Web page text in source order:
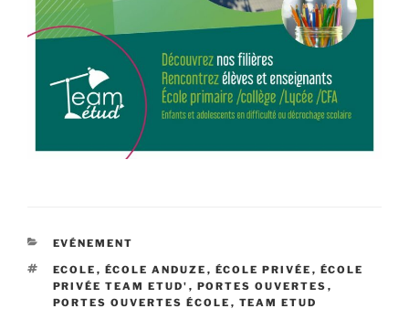
CATÉGORIES
EVÉNEMENT
ÉTIQUETTES
ECOLE , ÉCOLE ANDUZE , ÉCOLE PRIVÉE , ÉCOLE
PRIVÉE TEAM ETUD' , PORTES OUVERTES ,
PORTES OUVERTES ÉCOLE , TEAM ETUD